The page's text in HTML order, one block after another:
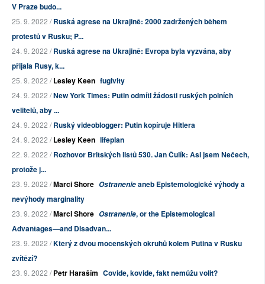
V Praze budo...
25. 9. 2022 /Ruská agrese na Ukrajině: 2000 zadržených během
protestů v Rusku; P...
24. 9. 2022 /Ruská agrese na Ukrajině: Evropa byla vyzvána, aby
přijala Rusy, k...
25. 9. 2022 /Lesley Keen fugivity
24. 9. 2022 /New York Times: Putin odmítl žádosti ruských polních
velitelů, aby ...
24. 9. 2022 /Ruský videoblogger: Putin kopíruje Hitlera
24. 9. 2022 /Lesley Keen lifeplan
22. 9. 2022 /Rozhovor Britských listů 530. Jan Čulík: Asi jsem Nečech,
protože j...
23. 9. 2022 /Marci Shore Ostranenieaneb Epistemologické výhody a
nevýhody marginality
23. 9. 2022 /Marci Shore Ostranenie, or the Epistemological
Advantages—and Disadvan...
23. 9. 2022 /Který z dvou mocenských okruhů kolem Putina v Rusku
zvítězí?
23. 9. 2022 /Petr Haraším Covide, kovide, fakt nemůžu volit?